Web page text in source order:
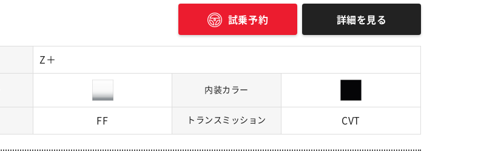
Z＋
内装カラー
FF トランスミッション CVT
試乗予約 詳細を見る